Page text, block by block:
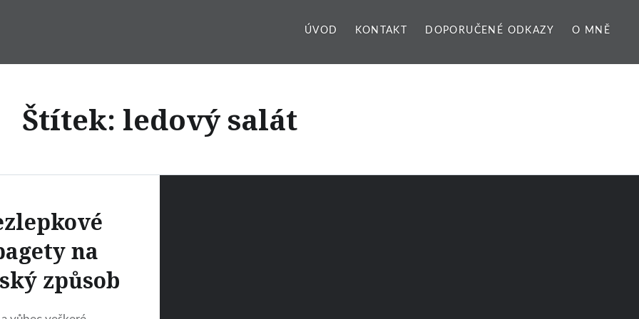
ÚVOD KONTAKT DOPORUČENÉ ODKAZY O MNĚ
Štítek: ledový salát
na
způsob